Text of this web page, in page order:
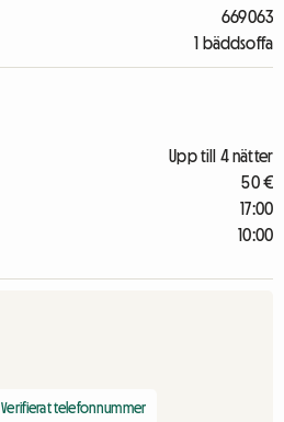
669063
1 bäddsoffa
Upp till 4 nätter
50 €
17:00
10:00
Verifierat telefonnummer